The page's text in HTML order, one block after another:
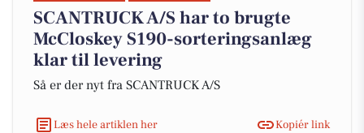
SCANTRUCK A/S har to brugte
McCloskey S190-sorteringsanlæg
klar til levering
Så er der nyt fra SCANTRUCK A/S
Læs hele artiklen her Kopiér link